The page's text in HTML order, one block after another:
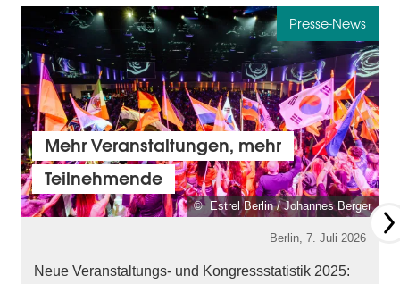
Presse-News
Mehr Veranstaltungen, mehr
Teilnehmende
© Estrel Berlin / Johannes Berger
Neue Veranstaltungs- und Kongressstatistik 2025:
Berlin, 7. Juli 2026